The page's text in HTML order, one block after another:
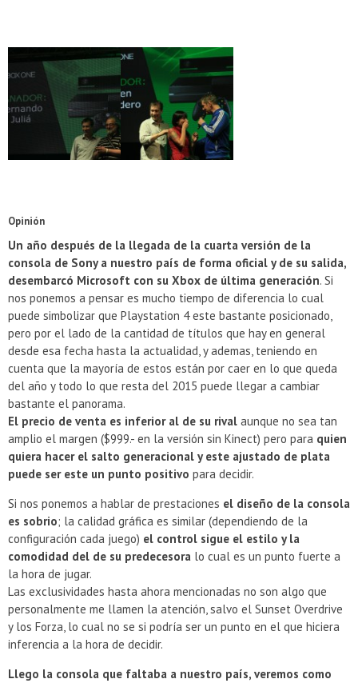
Opinión
Un año después de la llegada de la cuarta versión de la
consola de Sony a nuestro país de forma oficial y de su salida,
desembarcó Microsoft con su Xbox de última generación. Si
nos ponemos a pensar es mucho tiempo de diferencia lo cual
puede simbolizar que Playstation 4 este bastante posicionado,
pero por el lado de la cantidad de títulos que hay en general
desde esa fecha hasta la actualidad, y ademas, teniendo en
cuenta que la mayoría de estos están por caer en lo que queda
del año y todo lo que resta del 2015 puede llegar a cambiar
bastante el panorama.
El precio de venta es inferior al de su rival aunque no sea tan
amplio el margen ($999.- en la versión sin Kinect) pero para quien
quiera hacer el salto generacional y este ajustado de plata
puede ser este un punto positivo para decidir.
Si nos ponemos a hablar de prestaciones el diseño de la consola
es sobrio; la calidad gráfica es similar (dependiendo de la
configuración cada juego) el control sigue el estilo y la
comodidad del de su predecesora lo cual es un punto fuerte a
la hora de jugar.
Las exclusividades hasta ahora mencionadas no son algo que
personalmente me llamen la atención, salvo el Sunset Overdrive
y los Forza, lo cual no se si podría ser un punto en el que hiciera
inferencia a la hora de decidir.
Llego la consola que faltaba a nuestro país, veremos como